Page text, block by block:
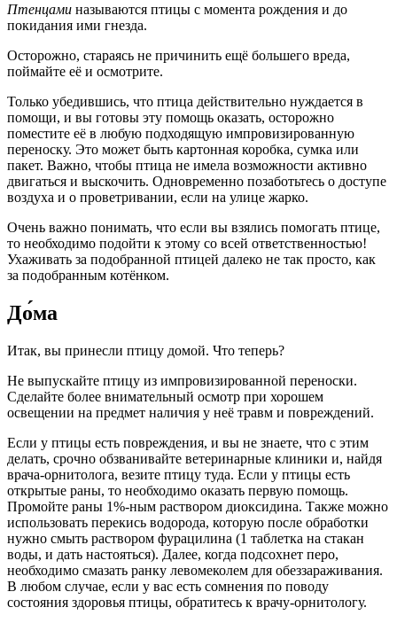
Птенцами называются птицы с момента рождения и до
покидания ими гнезда.
Осторожно, стараясь не причинить ещё большего вреда,
поймайте её и осмотрите.
Только убедившись, что птица действительно нуждается в
помощи, и вы готовы эту помощь оказать, осторожно
поместите её в любую подходящую импровизированную
переноску. Это может быть картонная коробка, сумка или
пакет. Важно, чтобы птица не имела возможности активно
двигаться и выскочить. Одновременно позаботьтесь о доступе
воздуха и о проветривании, если на улице жарко.
Очень важно понимать, что если вы взялись помогать птице,
то необходимо подойти к этому со всей ответственностью!
Ухаживать за подобранной птицей далеко не так просто, как
за подобранным котёнком.
До́ма
Итак, вы принесли птицу домой. Что теперь?
Не выпускайте птицу из импровизированной переноски.
Сделайте более внимательный осмотр при хорошем
освещении на предмет наличия у неё травм и повреждений.
Если у птицы есть повреждения, и вы не знаете, что с этим
делать, срочно обзванивайте ветеринарные клиники и, найдя
врача-орнитолога, везите птицу туда. Если у птицы есть
открытые раны, то необходимо оказать первую помощь.
Промойте раны 1%-ным раствором диоксидина. Также можно
использовать перекись водорода, которую после обработки
нужно смыть раствором фурацилина (1 таблетка на стакан
воды, и дать настояться). Далее, когда подсохнет перо,
необходимо смазать ранку левомеколем для обеззараживания.
В любом случае, если у вас есть сомнения по поводу
состояния здоровья птицы, обратитесь к врачу-орнитологу.